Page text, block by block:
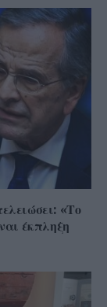
«Το
έκπληξη